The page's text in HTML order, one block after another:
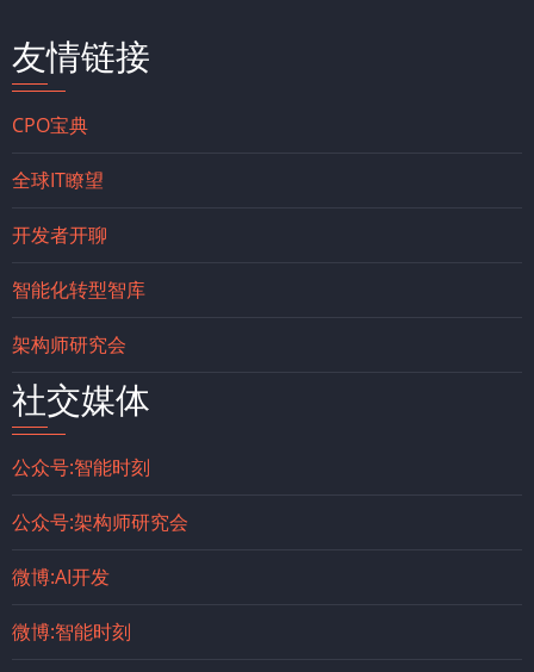
友情链接
CPO宝典
全球IT瞭望
开发者开聊
智能化转型智库
架构师研究会
社交媒体
公众号:智能时刻
公众号:架构师研究会
微博:AI开发
微博:智能时刻